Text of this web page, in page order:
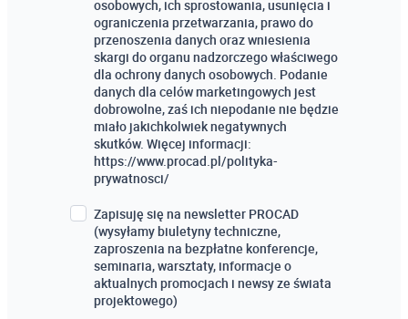
osobowych, ich sprostowania, usunięcia i
ograniczenia przetwarzania, prawo do
przenoszenia danych oraz wniesienia
skargi do organu nadzorczego właściwego
dla ochrony danych osobowych. Podanie
danych dla celów marketingowych jest
dobrowolne, zaś ich niepodanie nie będzie
miało jakichkolwiek negatywnych
skutków. Więcej informacji:
https://www.procad.pl/polityka-
prywatnosci/
Zapisuję się na newsletter PROCAD
(wysyłamy biuletyny techniczne,
zaproszenia na bezpłatne konferencje,
seminaria, warsztaty, informacje o
aktualnych promocjach i newsy ze świata
projektowego)